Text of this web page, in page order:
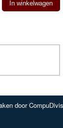
In winkelwagen
door